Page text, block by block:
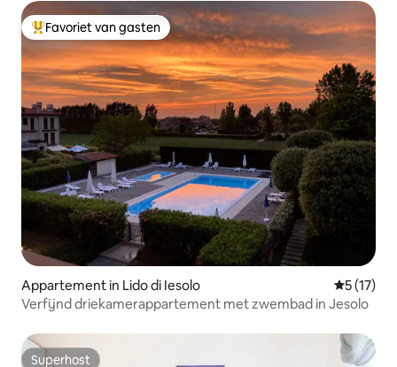
Topfavoriet van gasten
Favoriet van gasten
Appartement in Lido di Iesolo
5 (17)
Verfijnd driekamerappartement met zwembad in Jesolo
Superhost